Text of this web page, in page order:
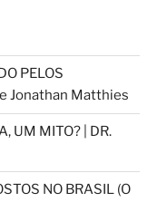
PELOS
Jonathan Matthies
UM MITO? | DR.
NO BRASIL (O